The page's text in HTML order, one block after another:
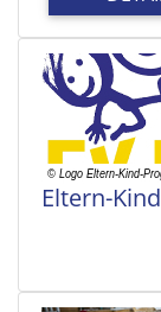
Eltern-